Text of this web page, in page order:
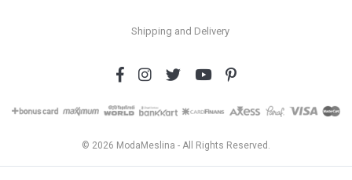
Shipping and Delivery
© 2026 ModaMeslina - All Rights Reserved.